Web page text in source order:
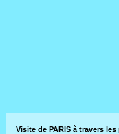
Visite de PARIS à travers